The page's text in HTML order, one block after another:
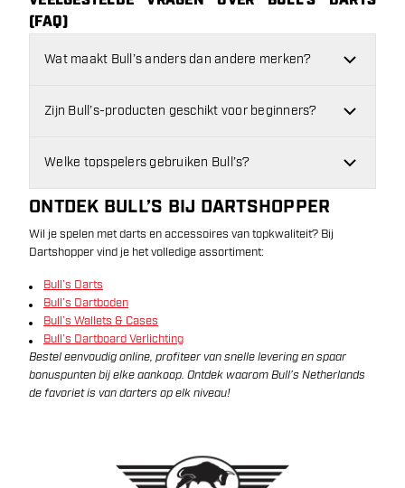
(FAQ)
Wat maakt Bull’s anders dan andere merken?
Zijn Bull’s-producten geschikt voor beginners?
Welke topspelers gebruiken Bull’s?
ONTDEK BULL’S BIJ DARTSHOPPER
Wil je spelen met darts en accessoires van topkwaliteit? Bij
Dartshopper vind je het volledige assortiment:
Bull’s Darts
Bull’s Dartboden
Bull’s Wallets & Cases
Bull’s Dartboard Verlichting
Bestel eenvoudig online, profiteer van snelle levering en spaar
bonuspunten bij elke aankoop. Ontdek waarom Bull’s Netherlands
de favoriet is van darters op elk niveau!